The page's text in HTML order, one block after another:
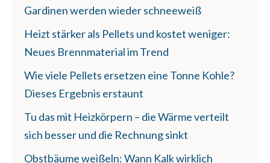
Gardinen werden wieder schneeweiß
Heizt stärker als Pellets und kostet weniger:
Neues Brennmaterial im Trend
Wie viele Pellets ersetzen eine Tonne Kohle?
Dieses Ergebnis erstaunt
Tu das mit Heizkörpern – die Wärme verteilt
sich besser und die Rechnung sinkt
Obstbäume weißeln: Wann Kalk wirklich